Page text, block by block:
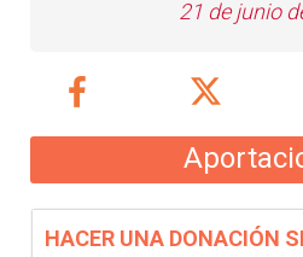
21 de junio
HACER UNA DONACIÓN